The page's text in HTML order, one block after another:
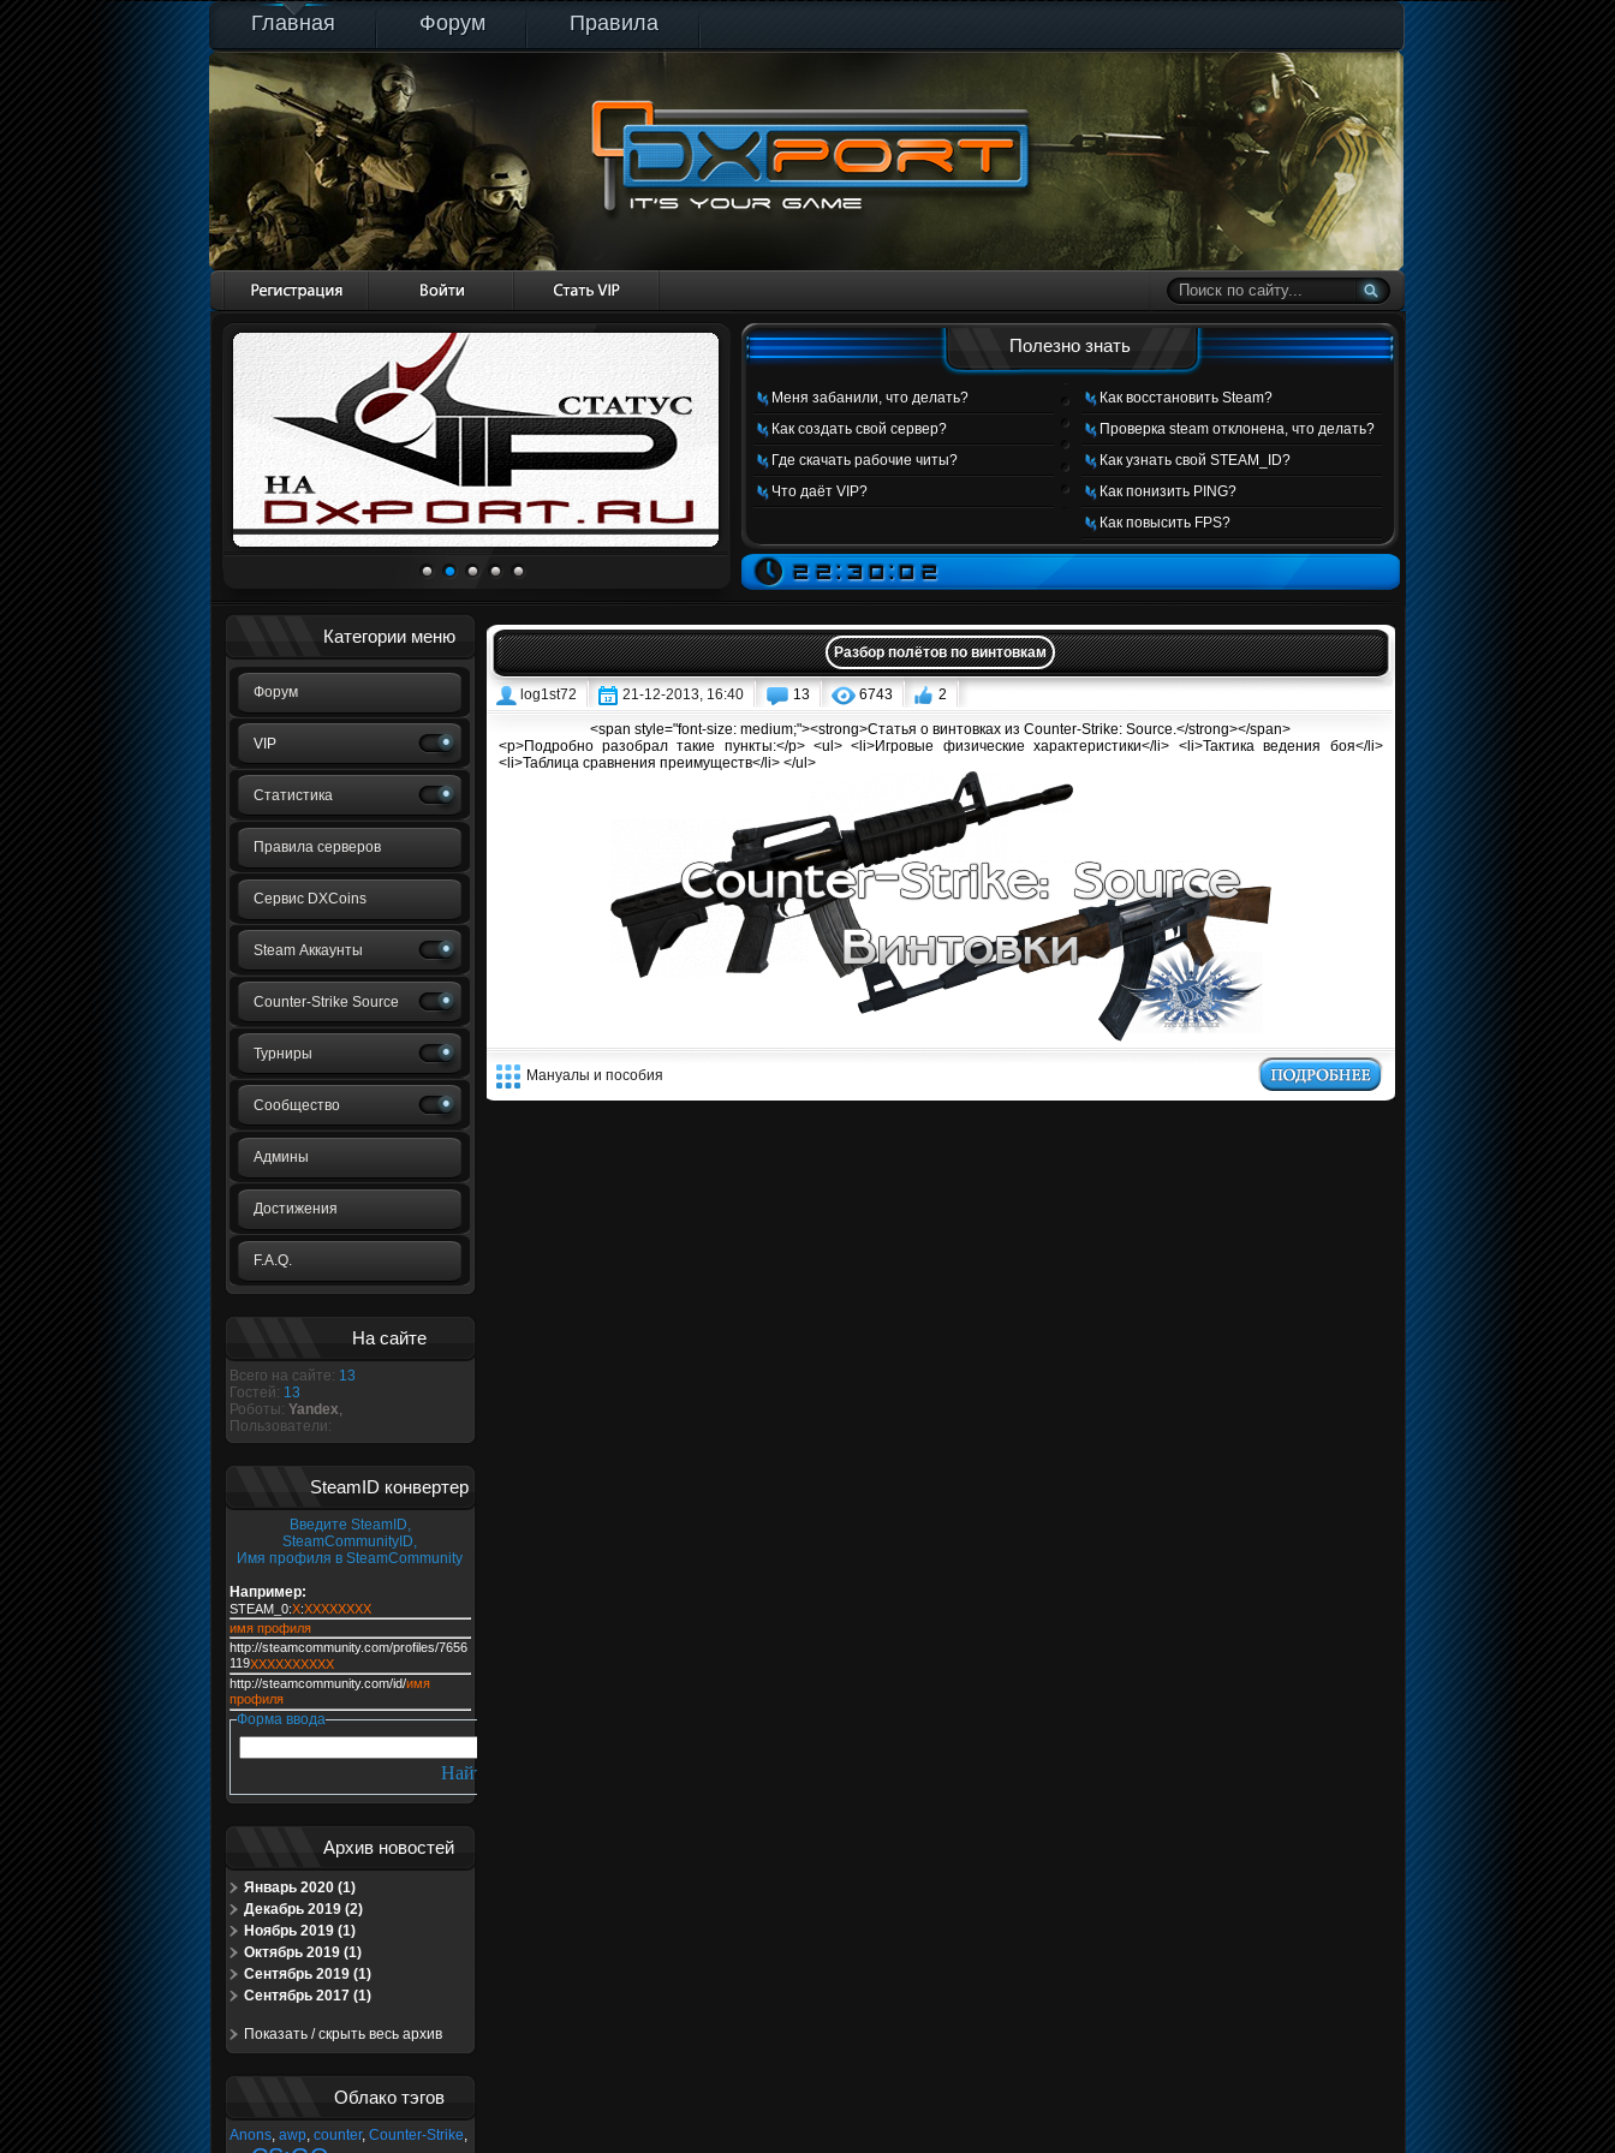
Главная Форум Правила
Полезно знать
Меня забанили, что делать?
Как создать свой сервер?
Где скачать рабочие читы?
Что даёт VIP?
Как восстановить Steam?
Проверка steam отклонена, что делать?
Как узнать свой STEAM_ID?
Как понизить PING?
Как повысить FPS?
Категории меню
Форум
VIP
Статистика
Правила серверов
Сервис DXCoins
Steam Аккаунты
Counter-Strike Source
Турниры
Сообщество
Админы
Достижения
F.A.Q.
На сайте
Всего на сайте: 13
Гостей: 13
Роботы: Yandex,
Пользователи:
SteamID конвертер
Введите SteamID,
SteamCommunityID,
Имя профиля в SteamCommunity
Например:
STEAM_0:X:XXXXXXXX
имя профиля
http://steamcommunity.com/profiles/7656
119XXXXXXXXXX
http://steamcommunity.com/id/имя
профиля
Форма ввода
Архив новостей
Январь 2020 (1)
Декабрь 2019 (2)
Ноябрь 2019 (1)
Октябрь 2019 (1)
Сентябрь 2019 (1)
Сентябрь 2017 (1)
Показать / скрыть весь архив
Облако тэгов
Anons, awp, counter, Counter-Strike,
Разбор полётов по винтовкам
log1st72 21-12-2013, 16:40 13 6743 2
<span style="font-size: medium;"><strong>Статья о винтовках из Counter-Strike: Source.</strong></span>
<p>Подробно разобрал такие пункты:</p> <ul> <li>Игровые физические характеристики</li> <li>Тактика ведения боя</li>
<li>Таблица сравнения преимуществ</li> </ul>
Мануалы и пособия